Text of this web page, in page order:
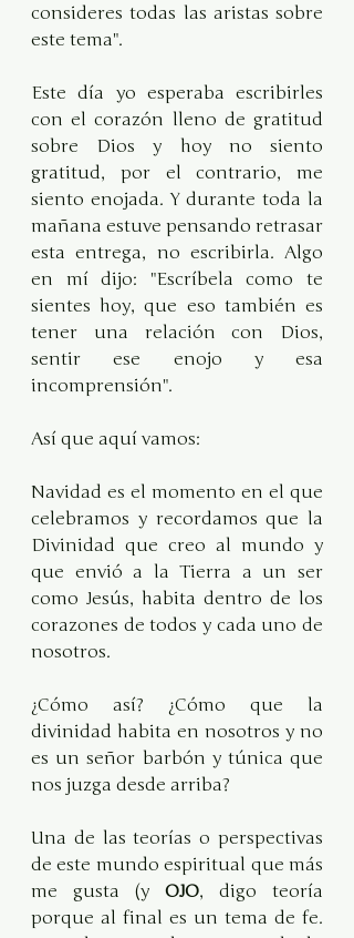
consideres todas las aristas sobre
este tema".
Este día yo esperaba escribirles
con el corazón lleno de gratitud
sobre Dios y hoy no siento
gratitud, por el contrario, me
siento enojada. Y durante toda la
mañana estuve pensando retrasar
esta entrega, no escribirla. Algo
en mí dijo: "Escríbela como te
sientes hoy, que eso también es
tener una relación con Dios,
sentir ese enojo y esa
incomprensión".
Así que aquí vamos:
Navidad es el momento en el que
celebramos y recordamos que la
Divinidad que creo al mundo y
que envió a la Tierra a un ser
como Jesús, habita dentro de los
corazones de todos y cada uno de
nosotros.
¿Cómo así? ¿Cómo que la
divinidad habita en nosotros y no
es un señor barbón y túnica que
nos juzga desde arriba?
Una de las teorías o perspectivas
de este mundo espiritual que más
me gusta (y OJO, digo teoría
porque al final es un tema de fe.